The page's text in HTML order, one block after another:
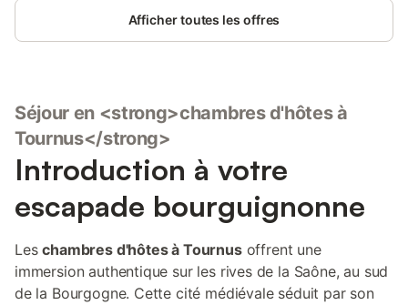
Afficher toutes les offres
Séjour en <strong>chambres d'hôtes à
Tournus</strong>
Introduction à votre
escapade bourguignonne
Leschambres d'hôtes à Tournusoffrent une
immersion authentique sur les rives de la Saône, au sud
de la Bourgogne. Cette cité médiévale séduit par son